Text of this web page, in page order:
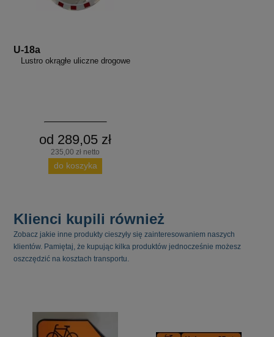
U-18a
Lustro okrągłe uliczne drogowe
od 289,05 zł
235,00 zł netto
do koszyka
Klienci kupili również
Zobacz jakie inne produkty cieszyły się zainteresowaniem naszych
klientów. Pamiętaj, że kupując kilka produktów jednocześnie możesz
oszczędzić na kosztach transportu.